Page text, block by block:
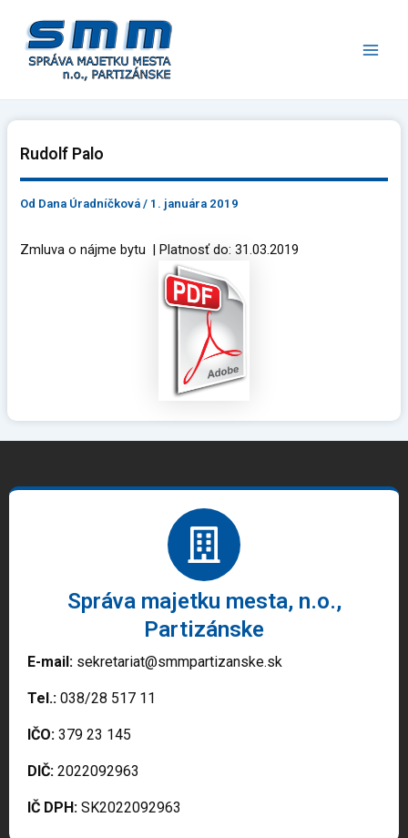
obsah
Rudolf Palo
Od Dana Úradníčková/ 1. januára 2019
Zmluva o nájme bytu | Platnosť do: 31.03.2019
Správa majetku mesta, n.o.,
Partizánske
E-mail: sekretariat@smmpartizanske.sk
Tel.: 038/28 517 11
IČO: 379 23 145
DIČ: 2022092963
IČ DPH: SK2022092963